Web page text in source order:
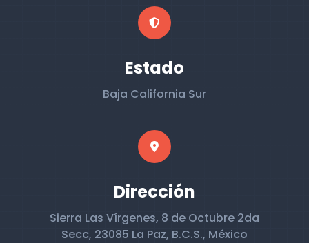
Estado
Baja California Sur
Dirección
Sierra Las Vírgenes, 8 de Octubre 2da
Secc, 23085 La Paz, B.C.S., México